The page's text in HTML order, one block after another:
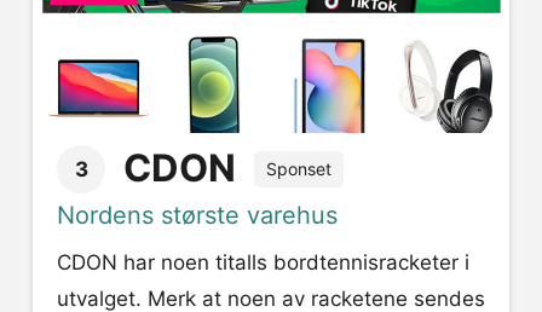
3 CDON Sponset
Nordens største varehus
CDON har noen titalls bordtennisracketer i
utvalget. Merk at noen av racketene sendes